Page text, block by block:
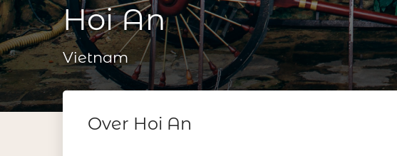
Hoi An
Vietnam
Over Hoi An